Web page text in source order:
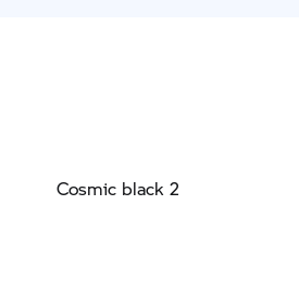
Cosmic black 2